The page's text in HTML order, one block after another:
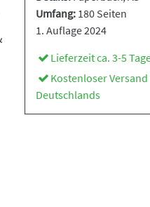
Umfang: 180 Seiten
1. Auflage 2024
Lieferzeit ca. 3-5
Kostenloser
Deutschlands